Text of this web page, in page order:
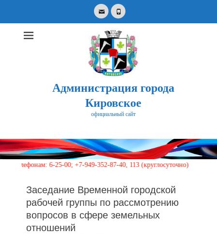
EmailPhone
Администрация города
Кировское
официальный сайт
for:
6-25-00; +7-949-352-87-40, 113 (круглосуточно)
Заседание Временной городской
рабочей группы по рассмотрению
вопросов в сфере земельных
отношений